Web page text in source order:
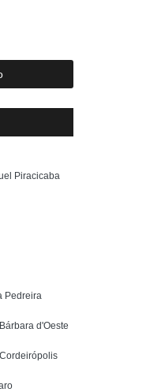
Piracicaba
Pedreira
d'Oeste